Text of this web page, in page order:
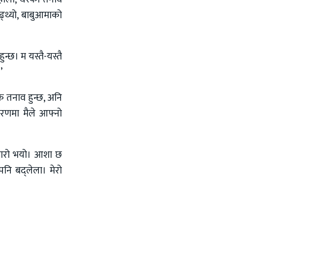
बाबुआमाको
म यस्तै-यस्तै
तनाव हुन्छ, अनि
मैले आफ्नो
भयो। आशा छ
बद्लेला। मेरो